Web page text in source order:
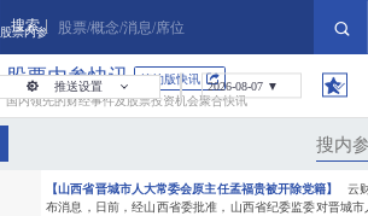
股票内参
搜索 股票/概念/消息/席位
股票内参快讯 简约版快讯
国内领先的财经事件及股票投资机会聚合快讯
2026-08-07 ▼
推送设置
自动刷新
桌面通知
【山西省晋城市人大常委会原主任孟福贵被开除党籍】
云
布消息，日前，经山西省委批准，山西省纪委监委对晋城